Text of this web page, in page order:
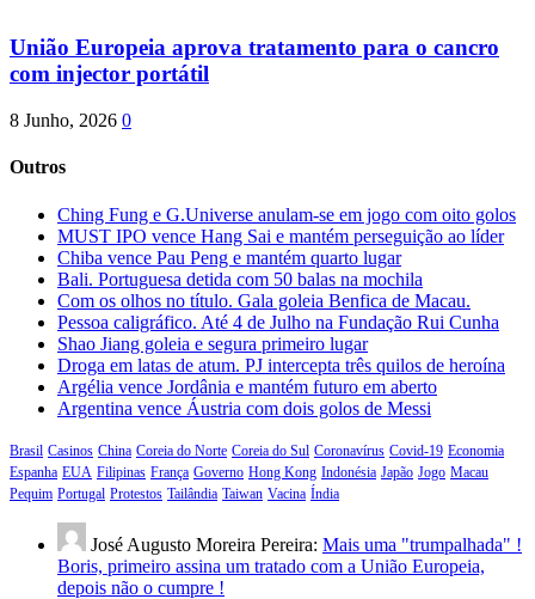
União Europeia aprova tratamento para o cancro
com injector portátil
8 Junho, 2026 0
Outros
Ching Fung e G.Universe anulam-se em jogo com oito golos
MUST IPO vence Hang Sai e mantém perseguição ao líder
Chiba vence Pau Peng e mantém quarto lugar
Bali. Portuguesa detida com 50 balas na mochila
Com os olhos no título. Gala goleia Benfica de Macau.
Pessoa caligráfico. Até 4 de Julho na Fundação Rui Cunha
Shao Jiang goleia e segura primeiro lugar
Droga em latas de atum. PJ intercepta três quilos de heroína
Argélia vence Jordânia e mantém futuro em aberto
Argentina vence Áustria com dois golos de Messi
Brasil Casinos China Coreia do Norte Coreia do Sul Coronavírus Covid-19 Economia
Espanha EUA Filipinas França Governo Hong Kong Indonésia Japão Jogo Macau
Pequim Portugal Protestos Tailândia Taiwan Vacina Índia
José Augusto Moreira Pereira: Mais uma "trumpalhada" !
Boris, primeiro assina um tratado com a União Europeia,
depois não o cumpre !